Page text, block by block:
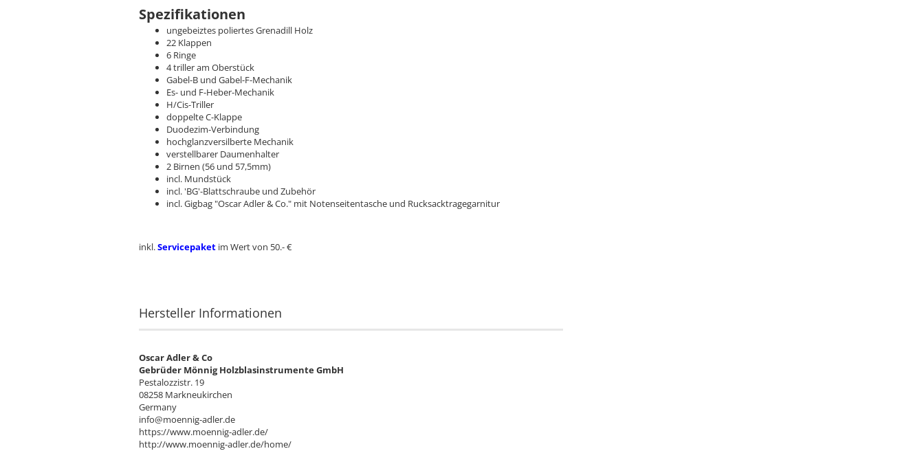
Spezifikationen
ungebeiztes poliertes Grenadill Holz
22 Klappen
6 Ringe
4 triller am Oberstück
Gabel-B und Gabel-F-Mechanik
Es- und F-Heber-Mechanik
H/Cis-Triller
doppelte C-Klappe
Duodezim-Verbindung
hochglanzversilberte Mechanik
verstellbarer Daumenhalter
2 Birnen (56 und 57,5mm)
incl. Mundstück
incl. 'BG'-Blattschraube und Zubehör
incl. Gigbag "Oscar Adler & Co." mit Notenseitentasche und Rucksacktragegarnitur
inkl.Servicepaket im Wert von 50.- €
Hersteller Informationen
Oscar Adler & Co
Gebrüder Mönnig Holzblasinstrumente GmbH
Pestalozzistr. 19
08258 Markneukirchen
Germany
info@moennig-adler.de
https://www.moennig-adler.de/
http://www.moennig-adler.de/home/